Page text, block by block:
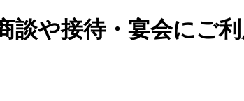
談や接待・宴会にご